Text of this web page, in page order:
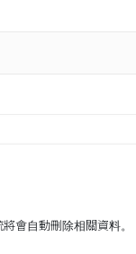
會自動刪除相關資料。